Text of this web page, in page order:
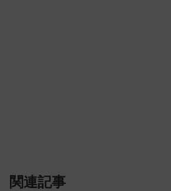
関連記事